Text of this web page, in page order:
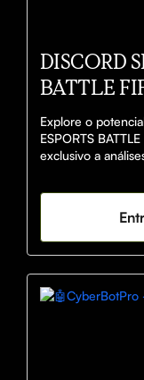
DISCORD
BATTLE
Explore o
ESPORTS
exclusivo a
especialistas.
personalizadas
de 8 minutos
apostas a um
disponíveis.
Select! 🚀⚽💰